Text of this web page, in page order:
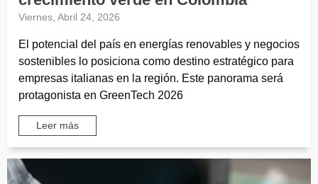
Viernes, Abril 24, 2026
El potencial del país en energías renovables y negocios
sostenibles lo posiciona como destino estratégico para
empresas italianas en la región. Este panorama será
protagonista en GreenTech 2026
Leer más